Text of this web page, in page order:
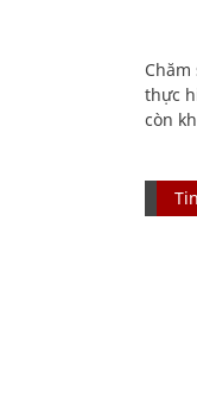
Chăm
thực
còn